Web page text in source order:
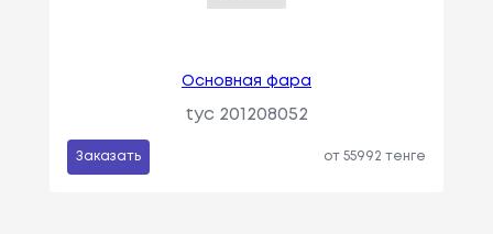
Основная фара
tyc 201208052
Заказать от 55992 тенге